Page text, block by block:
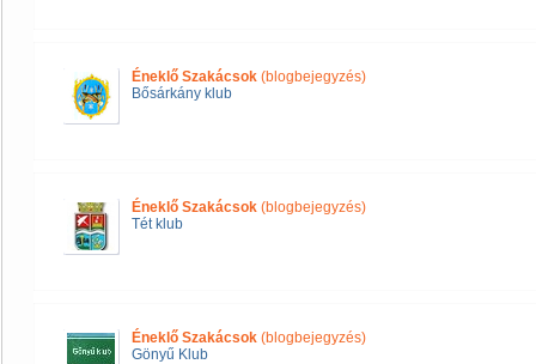
Éneklő Szakácsok (blogbejegyzés)
Bősárkány klub
Éneklő Szakácsok (blogbejegyzés)
Tét klub
Éneklő Szakácsok (blogbejegyzés)
Gönyű Klub